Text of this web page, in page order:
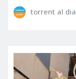
torrent al dia